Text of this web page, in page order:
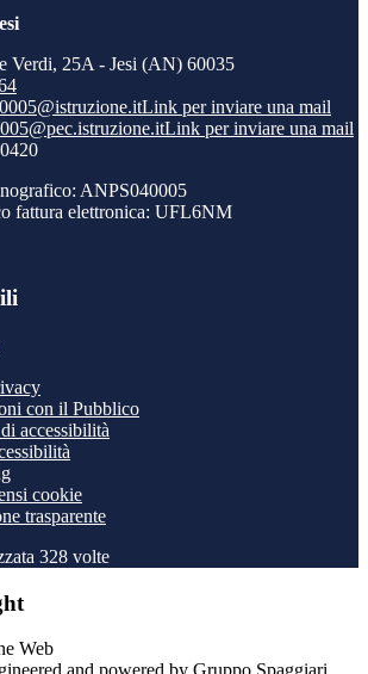
Verdi, 25A - Jesi (AN) 60035
Link per inviare una mail
Link per inviare una mail
ANPS040005
fattura elettronica: UFL6NM
con il Pubblico
accessibilità
cookie
trasparente
328 volte